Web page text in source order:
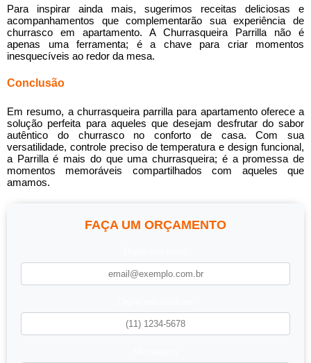
Para inspirar ainda mais, sugerimos receitas deliciosas e
acompanhamentos que complementarão sua experiência de
churrasco em apartamento. A Churrasqueira Parrilla não é
apenas uma ferramenta; é a chave para criar momentos
inesquecíveis ao redor da mesa.
Conclusão
Em resumo, a churrasqueira parrilla para apartamentooferece a
solução perfeita para aqueles que desejam desfrutar do sabor
autêntico do churrasco no conforto de casa. Com sua
versatilidade, controle preciso de temperatura e design funcional,
a Parrilla é mais do que uma churrasqueira; é a promessa de
momentos memoráveis compartilhados com aqueles que
amamos.
FAÇA UM ORÇAMENTO